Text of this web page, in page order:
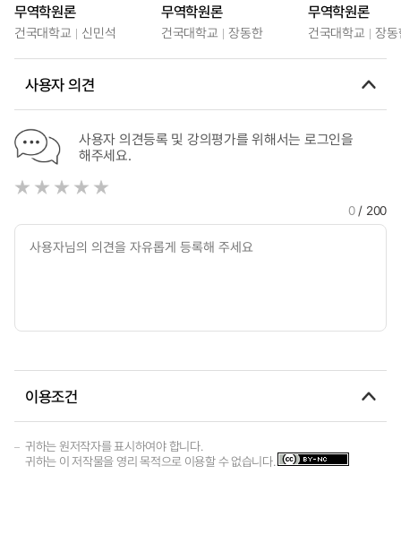
무역학원론
건국대학교 신민석
무역학원론
건국대학교 장동한
무역학원론
건국대학교 장
사용자 의견
사용자 의견등록 및 강의평가를 위해서는 로그인을
해주세요.
0/ 200
이용조건
귀하는 원저작자를 표시하여야 합니다.
귀하는 이 저작물을 영리 목적으로 이용할 수 없습니다.